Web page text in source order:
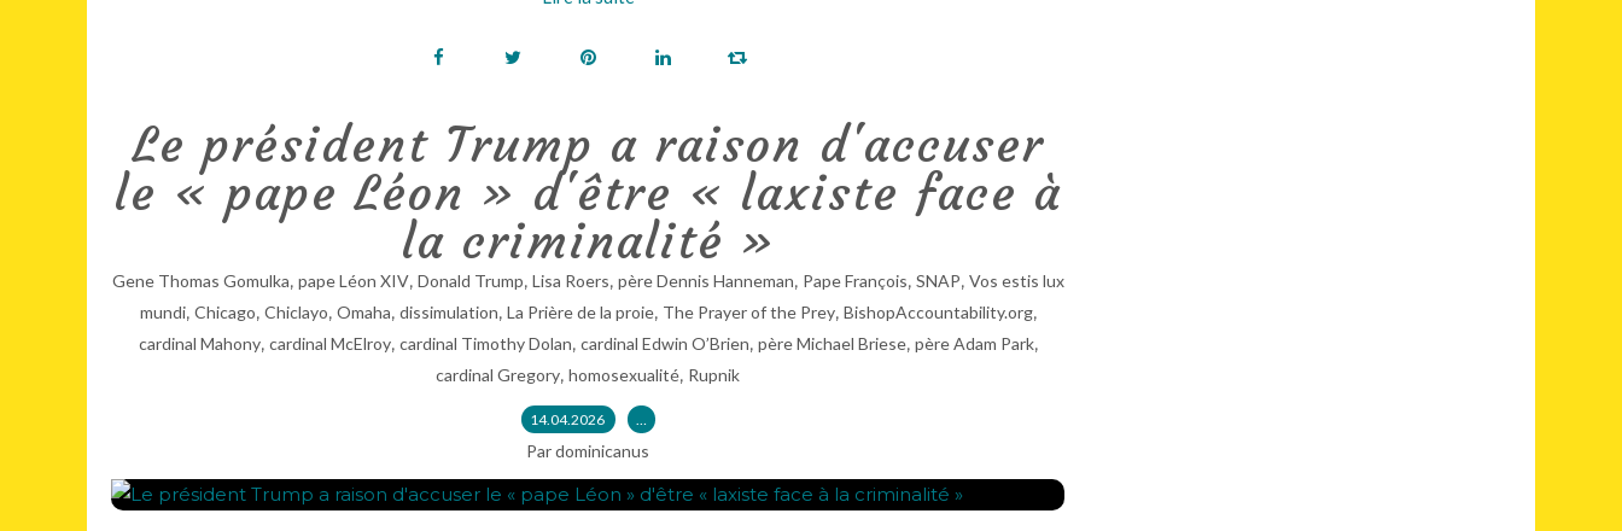
Le président Trump a raison d'accuser
le « pape Léon » d'être « laxiste face à
la criminalité »
Gene Thomas Gomulka, pape Léon XIV, Donald Trump, Lisa Roers, père Dennis Hanneman, Pape François, SNAP, Vos estis lux
mundi, Chicago, Chiclayo, Omaha, dissimulation, La Prière de la proie, The Prayer of the Prey, BishopAccountability.org,
cardinal Mahony, cardinal McElroy, cardinal Timothy Dolan, cardinal Edwin O’Brien, père Michael Briese, père Adam Park,
cardinal Gregory, homosexualité, Rupnik
14.04.2026 …
Par dominicanus